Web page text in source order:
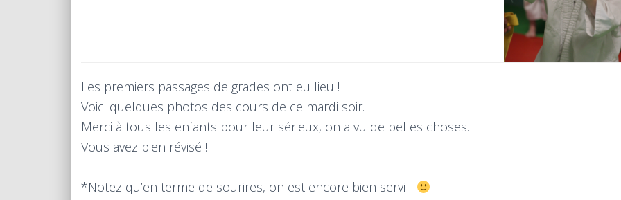
Les premiers passages de grades ont eu lieu !
Voici quelques photos des cours de ce mardi soir.
Merci à tous les enfants pour leur sérieux, on a vu de belles choses.
Vous avez bien révisé !
*Notez qu’en terme de sourires, on est encore bien servi !!